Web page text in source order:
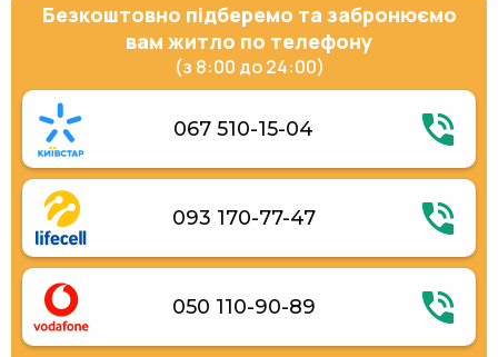
Безкоштовно підберемо та забронюємо
вам житло по телефону
(з 8:00 до 24:00)
067 510-15-04
093 170-77-47
050 110-90-89